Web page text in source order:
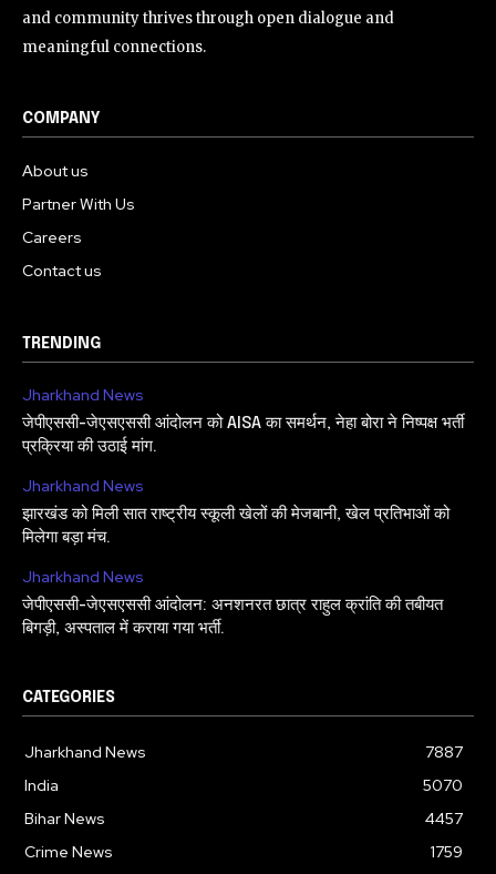
and community thrives through open dialogue and
meaningful connections.
COMPANY
About us
Partner With Us
Careers
Contact us
TRENDING
Jharkhand News
जेपीएससी-जेएसएससी आंदोलन को AISA का समर्थन, नेहा बोरा ने निष्पक्ष भर्ती
प्रक्रिया की उठाई मांग.
Jharkhand News
झारखंड को मिली सात राष्ट्रीय स्कूली खेलों की मेजबानी, खेल प्रतिभाओं को
मिलेगा बड़ा मंच.
Jharkhand News
जेपीएससी-जेएसएससी आंदोलन: अनशनरत छात्र राहुल क्रांति की तबीयत
बिगड़ी, अस्पताल में कराया गया भर्ती.
CATEGORIES
Jharkhand News
7887
India
5070
Bihar News
4457
Crime News
1759